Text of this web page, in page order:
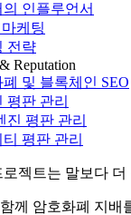
의 인플루언서
케팅
전략
Reputation
및 블록체인 SEO
평판 관리
진 평판 관리
평판 관리
젝트는 말보다
께 암호화폐 지배